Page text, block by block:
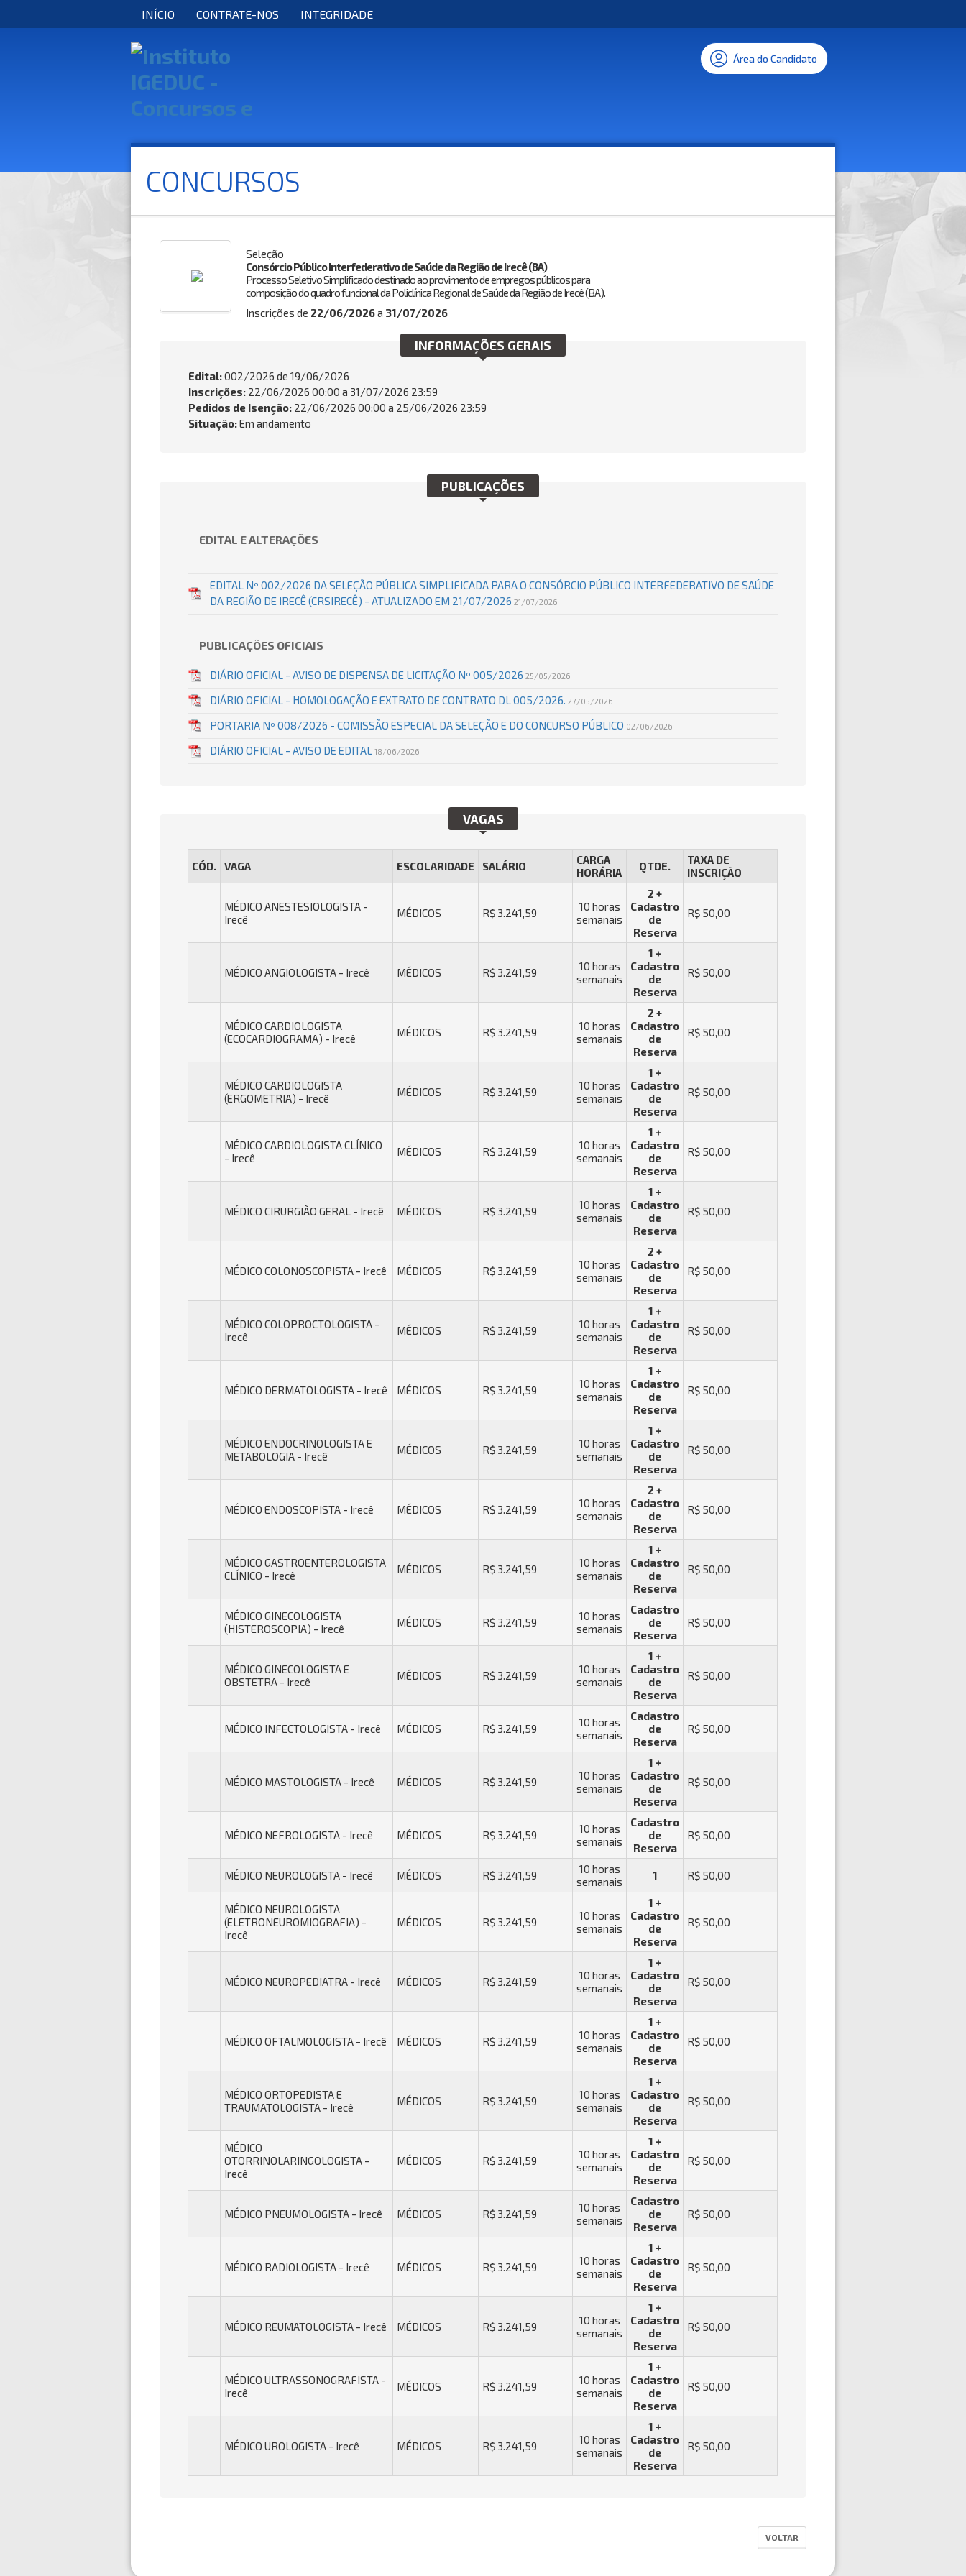
INÍCIO CONTRATE-NOS INTEGRIDADE
Área do Candidato
CONCURSOS
Seleção
Consórcio Público Interfederativo de Saúde da Região de Irecê (BA)
Processo Seletivo Simplificado destinado ao provimento de empregos públicos para
composição do quadro funcional da Policlínica Regional de Saúde da Região de Irecê (BA).
Inscrições de 22/06/2026a 31/07/2026
INFORMAÇÕES GERAIS
Edital:002/2026 de 19/06/2026
Inscrições: 22/06/2026 00:00 a 31/07/2026 23:59
Pedidos de Isenção: 22/06/2026 00:00 a 25/06/2026 23:59
Situação:Em andamento
PUBLICAÇÕES
EDITAL E ALTERAÇÕES
EDITAL Nº 002/2026 DA SELEÇÃO PÚBLICA SIMPLIFICADA PARA O CONSÓRCIO PÚBLICO INTERFEDERATIVO DE SAÚDE
DA REGIÃO DE IRECÊ (CRSIRECÊ) - ATUALIZADO EM 21/07/2026 21/07/2026
PUBLICAÇÕES OFICIAIS
DIÁRIO OFICIAL - AVISO DE DISPENSA DE LICITAÇÃO Nº 005/2026 25/05/2026
DIÁRIO OFICIAL - HOMOLOGAÇÃO E EXTRATO DE CONTRATO DL 005/2026. 27/05/2026
PORTARIA Nº 008/2026 - COMISSÃO ESPECIAL DA SELEÇÃO E DO CONCURSO PÚBLICO 02/06/2026
DIÁRIO OFICIAL - AVISO DE EDITAL 18/06/2026
VAGAS
CÓD. VAGA ESCOLARIDADE SALÁRIO
CARGA
HORÁRIA
QTDE.
TAXA DE
INSCRIÇÃO
MÉDICO ANESTESIOLOGISTA -
Irecê
MÉDICOS R$ 3.241,59
10 horas
semanais
2 +
Cadastro
de
Reserva
R$ 50,00
MÉDICO ANGIOLOGISTA - Irecê MÉDICOS R$ 3.241,59
10 horas
semanais
1 +
Cadastro
de
Reserva
R$ 50,00
MÉDICO CARDIOLOGISTA
(ECOCARDIOGRAMA) - Irecê
MÉDICOS R$ 3.241,59
10 horas
semanais
2 +
Cadastro
de
Reserva
R$ 50,00
MÉDICO CARDIOLOGISTA
(ERGOMETRIA) - Irecê
MÉDICOS R$ 3.241,59
10 horas
semanais
1 +
Cadastro
de
Reserva
R$ 50,00
MÉDICO CARDIOLOGISTA CLÍNICO
- Irecê
MÉDICOS R$ 3.241,59
10 horas
semanais
1 +
Cadastro
de
Reserva
R$ 50,00
MÉDICO CIRURGIÃO GERAL - Irecê MÉDICOS R$ 3.241,59
10 horas
semanais
1 +
Cadastro
de
Reserva
R$ 50,00
MÉDICO COLONOSCOPISTA - Irecê MÉDICOS R$ 3.241,59
10 horas
semanais
2 +
Cadastro
de
Reserva
R$ 50,00
MÉDICO COLOPROCTOLOGISTA -
Irecê
MÉDICOS R$ 3.241,59
10 horas
semanais
1 +
Cadastro
de
Reserva
R$ 50,00
MÉDICO DERMATOLOGISTA - Irecê MÉDICOS R$ 3.241,59
10 horas
semanais
1 +
Cadastro
de
Reserva
R$ 50,00
MÉDICO ENDOCRINOLOGISTA E
METABOLOGIA - Irecê
MÉDICOS R$ 3.241,59
10 horas
semanais
1 +
Cadastro
de
Reserva
R$ 50,00
MÉDICO ENDOSCOPISTA - Irecê MÉDICOS R$ 3.241,59
10 horas
semanais
2 +
Cadastro
de
Reserva
R$ 50,00
MÉDICO GASTROENTEROLOGISTA
CLÍNICO - Irecê
MÉDICOS R$ 3.241,59
10 horas
semanais
1 +
Cadastro
de
Reserva
R$ 50,00
MÉDICO GINECOLOGISTA
(HISTEROSCOPIA) - Irecê
MÉDICOS R$ 3.241,59
10 horas
semanais
Cadastro
de
Reserva
R$ 50,00
MÉDICO GINECOLOGISTA E
OBSTETRA - Irecê
MÉDICOS R$ 3.241,59
10 horas
semanais
1 +
Cadastro
de
Reserva
R$ 50,00
MÉDICO INFECTOLOGISTA - Irecê MÉDICOS R$ 3.241,59
10 horas
semanais
Cadastro
de
Reserva
R$ 50,00
MÉDICO MASTOLOGISTA - Irecê MÉDICOS R$ 3.241,59
10 horas
semanais
1 +
Cadastro
de
Reserva
R$ 50,00
MÉDICO NEFROLOGISTA - Irecê MÉDICOS R$ 3.241,59
10 horas
semanais
Cadastro
de
Reserva
R$ 50,00
MÉDICO NEUROLOGISTA - Irecê MÉDICOS R$ 3.241,59
10 horas
semanais
1 R$ 50,00
MÉDICO NEUROLOGISTA
(ELETRONEUROMIOGRAFIA) -
Irecê
MÉDICOS R$ 3.241,59
10 horas
semanais
1 +
Cadastro
de
Reserva
R$ 50,00
MÉDICO NEUROPEDIATRA - Irecê MÉDICOS R$ 3.241,59
10 horas
semanais
1 +
Cadastro
de
Reserva
R$ 50,00
MÉDICO OFTALMOLOGISTA - Irecê MÉDICOS R$ 3.241,59
10 horas
semanais
1 +
Cadastro
de
Reserva
R$ 50,00
MÉDICO ORTOPEDISTA E
TRAUMATOLOGISTA - Irecê
MÉDICOS R$ 3.241,59
10 horas
semanais
1 +
Cadastro
de
Reserva
R$ 50,00
MÉDICO
OTORRINOLARINGOLOGISTA -
Irecê
MÉDICOS R$ 3.241,59
10 horas
semanais
1 +
Cadastro
de
Reserva
R$ 50,00
MÉDICO PNEUMOLOGISTA - Irecê MÉDICOS R$ 3.241,59
10 horas
semanais
Cadastro
de
Reserva
R$ 50,00
MÉDICO RADIOLOGISTA - Irecê MÉDICOS R$ 3.241,59
10 horas
semanais
1 +
Cadastro
de
Reserva
R$ 50,00
MÉDICO REUMATOLOGISTA - Irecê MÉDICOS R$ 3.241,59
10 horas
semanais
1 +
Cadastro
de
Reserva
R$ 50,00
MÉDICO ULTRASSONOGRAFISTA -
Irecê
MÉDICOS R$ 3.241,59
10 horas
semanais
1 +
Cadastro
de
Reserva
R$ 50,00
MÉDICO UROLOGISTA - Irecê MÉDICOS R$ 3.241,59
10 horas
semanais
1 +
Cadastro
de
Reserva
R$ 50,00
VOLTAR